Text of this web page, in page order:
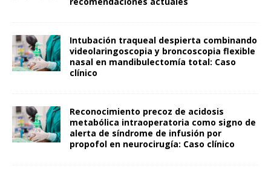
Intubación traqueal despierta combinando
videolaringoscopia y broncoscopia flexible
nasal en mandibulectomía total: Caso
clínico
Reconocimiento precoz de acidosis
metabólica intraoperatoria como signo de
alerta de síndrome de infusión por
propofol en neurocirugía: Caso clínico